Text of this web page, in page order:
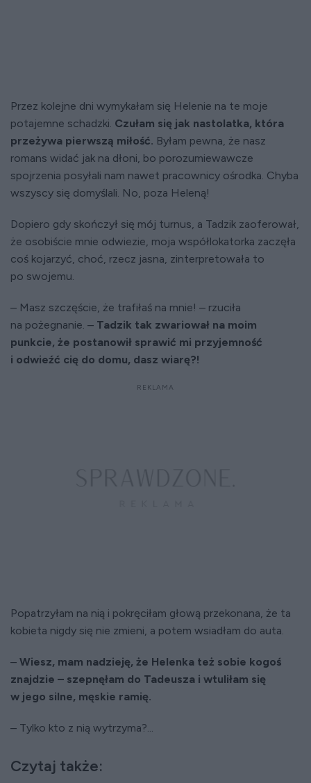
Przez kolejne dni wymykałam się Helenie na te moje
potajemne schadzki. Czułam się jak nastolatka, która
przeżywa pierwszą miłość. Byłam pewna, że nasz
romans widać jak na dłoni, bo porozumiewawcze
spojrzenia posyłali nam nawet pracownicy ośrodka. Chyba
wszyscy się domyślali. No, poza Heleną!
Dopiero gdy skończył się mój turnus, a Tadzik zaoferował,
że osobiście mnie odwiezie, moja współlokatorka zaczęła
coś kojarzyć, choć, rzecz jasna, zinterpretowała to
po swojemu.
– Masz szczęście, że trafiłaś na mnie! – rzuciła
na pożegnanie. – Tadzik tak zwariował na moim
punkcie, że postanowił sprawić mi przyjemność
i odwieźć cię do domu, dasz wiarę?!
Popatrzyłam na nią i pokręciłam głową przekonana, że ta
kobieta nigdy się nie zmieni, a potem wsiadłam do auta.
– Wiesz, mam nadzieję, że Helenka też sobie kogoś
znajdzie – szepnęłam do Tadeusza i wtuliłam się
w jego silne, męskie ramię.
– Tylko kto z nią wytrzyma?...
Czytaj także: